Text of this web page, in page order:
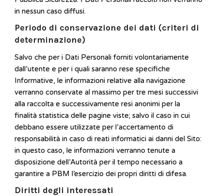
in nessun caso diffusi.
Periodo di conservazione dei dati (criteri di
determinazione)
Salvo che per i Dati Personali forniti volontariamente
dall’utente e per i quali saranno rese specifiche
Informative, le informazioni relative alla navigazione
verranno conservate al massimo per tre mesi successivi
alla raccolta e successivamente resi anonimi per la
finalità statistica delle pagine viste; salvo il caso in cui
debbano essere utilizzate per l’accertamento di
responsabilità in caso di reati informatici ai danni del Sito:
in questo caso, le informazioni verranno tenute a
disposizione dell’Autorità per il tempo necessario a
garantire a PBM l’esercizio dei propri diritti di difesa.
Diritti degli interessati